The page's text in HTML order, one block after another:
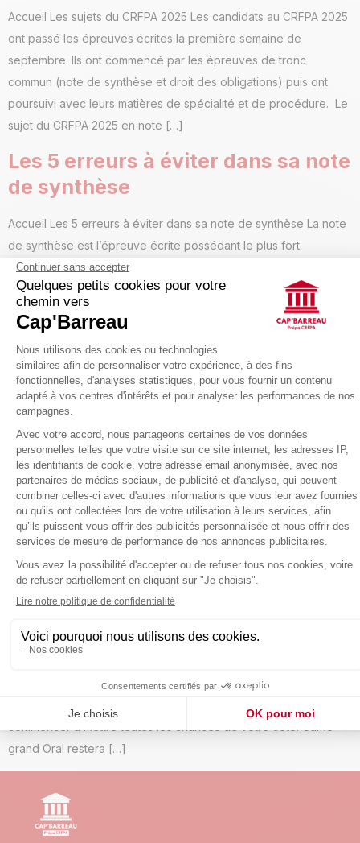
Accueil Les sujets du CRFPA 2025 Les candidats au CRFPA 2025
ont passé les épreuves écrites la première semaine de
septembre. Ils ont commencé par les épreuves de tronc
commun (note de synthèse et droit des obligations) puis ont
poursuivi avec leurs matières de spécialité et de procédure. Le
sujet du CRFPA 2025 en note […]
Les 5 erreurs à éviter dans sa note
de synthèse
Accueil Les 5 erreurs à éviter dans sa note de synthèse La note
de synthèse est l’épreuve écrite possédant le plus fort
coefficient du CRFPA. Cet exercice effraie puisque les étudiants
n’y ont jamais été formés. C’est pourquoi nous allons vous lister
5 erreurs à éviter lors de votre note de synthèse. Erreur n°1 : […]
CRFPA : Quelles sont les 5 règles
d’or pour réussir la note de
synthèse ?
Accueil CRFPA : Quelles sont les 5 règles d’or pour réussir la
note de synthèse ? C’est l’épreuve reine du CRFPA. Affectée
d’un coefficient 3, la note de synthèse est un incontournable
pour réussir l’examen d’entrée à la profession d’avocat. En
l’espace de 5 heures, les étudiants doivent mettre en lumière le
lien entre plusieurs documents […]
Comment bien se préparer pour le
grand oral ?
Accueil Comment bien se préparer pour le grand oral ? Après
épreuves orales, dont le fameux grand Oral fait partie. Avant
grand Oral restera […]